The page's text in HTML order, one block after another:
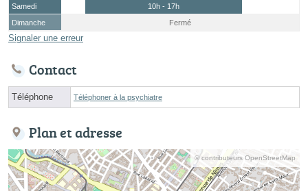
Samedi
10h - 17h
Dimanche
Fermé
Signaler une erreur
Contact
Téléphone Téléphoner à la psychiatre
Plan et adresse
© contributeurs OpenStreetMap